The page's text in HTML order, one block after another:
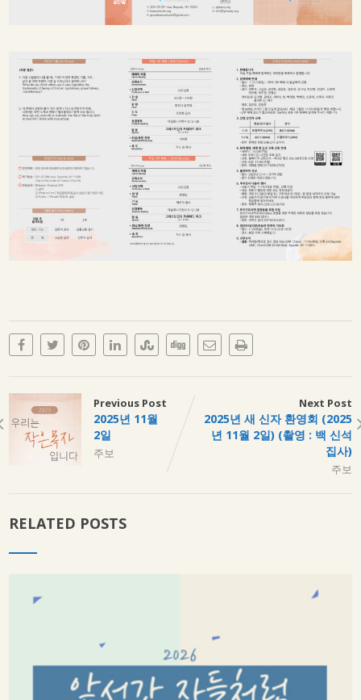
Previous Post
2025년 11월
2일
주보
Next Post
2025년 새 신자 환영회 (2025
년 11월 2일) (촬영 : 백 신석
집사)
주보
RELATED POSTS